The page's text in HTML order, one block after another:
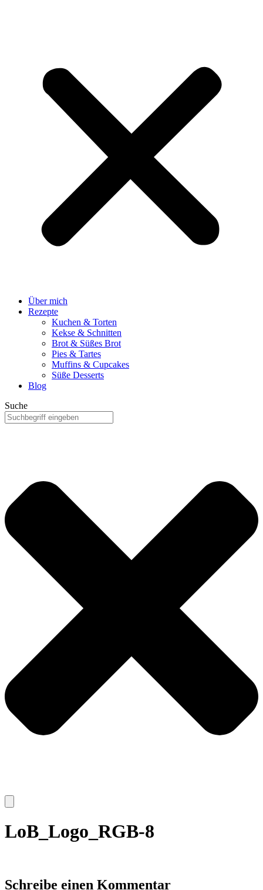
Über mich
Rezepte
Kuchen & Torten
Kekse & Schnitten
Brot & Süßes Brot
Pies & Tartes
Muffins & Cupcakes
Süße Desserts
Blog
Suche
LoB_Logo_RGB-8
Schreibe einen Kommentar